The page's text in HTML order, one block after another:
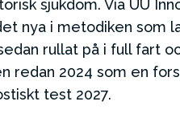
sjukdom. Via UU
nya i metodiken som
rullat på i full fart
redan 2024 som en
test 2027.